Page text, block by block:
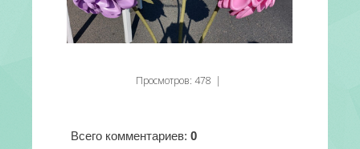
Просмотров: 478 |
Всего комментариев: 0